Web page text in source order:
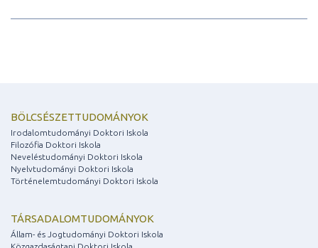
BÖLCSÉSZETTUDOMÁNYOK
Irodalomtudományi Doktori Iskola
Filozófia Doktori Iskola
Neveléstudományi Doktori Iskola
Nyelvtudományi Doktori Iskola
Történelemtudományi Doktori Iskola
TÁRSADALOMTUDOMÁNYOK
Állam- és Jogtudományi Doktori Iskola